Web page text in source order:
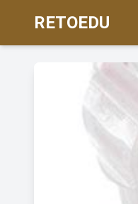
RETOEDU